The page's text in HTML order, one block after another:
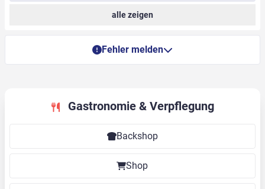
alle zeigen
Fehler melden
Gastronomie & Verpflegung
Backshop
Shop